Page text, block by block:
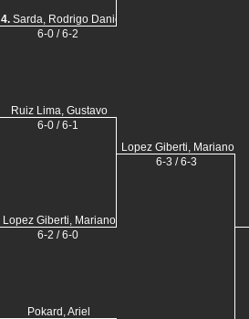
4. Sarda, Rodrigo Daniel
6-0 / 6-2
Ruiz Lima, Gustavo
6-0 / 6-1
Lopez Giberti, Mariano
6-2 / 6-0
Pokard, Ariel
Lopez Giberti, Mariano
6-3 / 6-3